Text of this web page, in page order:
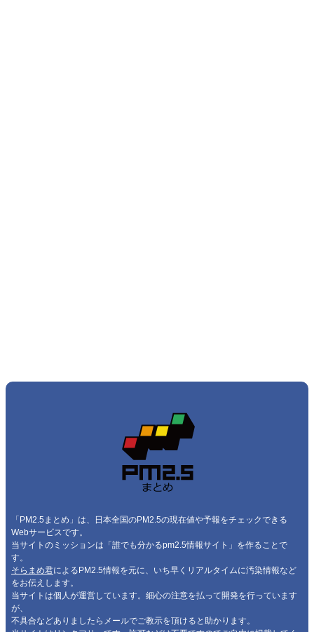
「PM2.5まとめ」は、日本全国のPM2.5の現在値や予報をチェックできる
Webサービスです。
当サイトのミッションは「誰でも分かるpm2.5情報サイト」を作ることで
す。
そらまめ君によるPM2.5情報を元に、いち早くリアルタイムに汚染情報など
をお伝えします。
当サイトは個人が運営しています。細心の注意を払って開発を行っています
が、
不具合などありましたらメールでご教示を頂けると助かります。